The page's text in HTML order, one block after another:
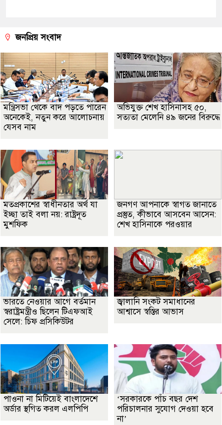
জনপ্রিয় সংবাদ
মন্ত্রিসভা থেকে বাদ পড়তে পারেন
অনেকেই, নতুন করে আলোচনায়
যেসব নাম
অভিযুক্ত শেখ হাসিনাসহ ৫০,
সত্যতা মেলেনি ৪৯ জনের বিরুদ্ধে
মতপ্রকাশের স্বাধীনতার অর্থ যা
ইচ্ছা তাই বলা নয়: রাষ্ট্রদূত
মুশফিক
জনগণ আপনাকে স্বাগত জানাতে
প্রস্তুত, কীভাবে আসবেন আসেন:
শেখ হাসিনাকে পরওয়ার
ভারতে নেওয়ার আগে বর্তমান
স্বরাষ্ট্রমন্ত্রীও ছিলেন টিএফআই
সেলে: চিফ প্রসিকিউটর
জ্বালানি সংকট সমাধানের
আশ্বাসে স্বস্তির আভাস
পাওনা না মিটিয়েই বাংলাদেশে
অর্ডার স্থগিত করল এলপিপি
‘সরকারকে পাঁচ বছর দেশ
পরিচালনার সুযোগ দেওয়া হবে
না’